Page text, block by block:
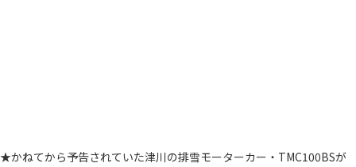
★かねてから予告されていた津川の排雪モーターカー・TMC100BSが